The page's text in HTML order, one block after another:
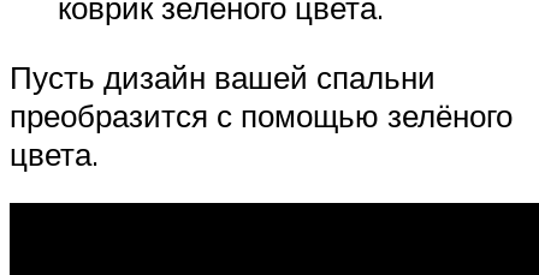
Пусть дизайн вашей спальни
преобразится с помощью зелёного
цвета.